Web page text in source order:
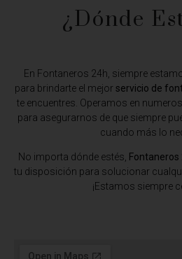
¿Dónde
En Fontaneros 24h, siempre
para brindarte el mejor servicio de
te encuentres. Operamos en
para asegurarnos de que siempre
cuando más lo
No importa dónde estés,
tu disposición para solucionar
¡Estamos siempre